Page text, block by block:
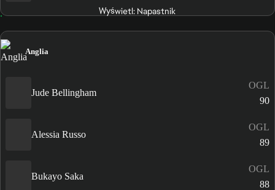
Wyświetl: Napastnik
Anglia
Jude Bellingham
OGL
90
Alessia Russo
OGL
89
Bukayo Saka
OGL
88